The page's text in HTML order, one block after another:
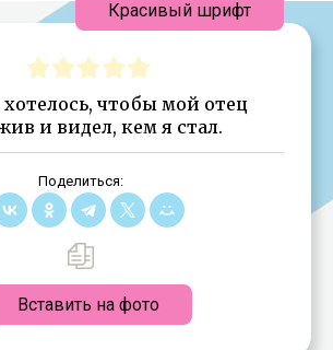
чтобы мой отец
и видел, кем я стал.
Поделиться:
Вставить на фото
Красивый шрифт